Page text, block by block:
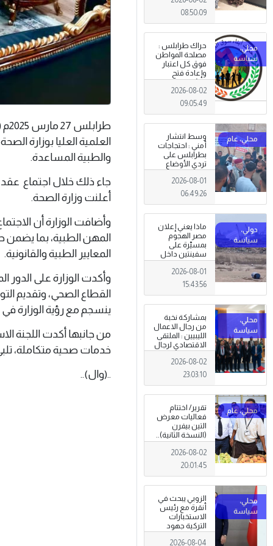
08:50:09
حراك طرابلس :
مصلحة المواطن
فوق كل اعتبار
وإعادة فتح
المؤسسات
جاءت استجابةً
للإرادة الشعبية
2026-08-02
09:05:49
وسط انتشار
أمني : احتجاجات
بطرابلس على
تردي الأوضاع
المعيشية وتدني
الخدمات العامة .
2026-08-01
06:49:26
ماذا يعني إعلان
مصر الهجوم
بمسيّرة على
سفينتين داخل
ميناء دمياط؟
(قراءة تحليلية)
2026-08-01
15:43:56
بمشاركة نخبة
من رجال الاعمال
الليبيين : الملتقى
الاقتصادي لرجال
الاعمال 2026
تبدأ فعاليات
بمدينة سرت .
2026-08-02
23:03:10
تقرير/ اختتام
فعاليات معرض
التين بيفرن
(النسخة الثانية)..
تظاهرة وطنية
وصمود
للمزارعين في
2026-08-02
20:01:45
الزوبي يبحث في
أنقرة مع رئيس
الاستخبارات
التركية جهود
توحيد المؤسسة
العسكرية على
2026-08-04
العلمية العليا بوزارة
والطبية المساعدة.
جاء ذلك خلال اجتماع
أعلنت وزارة الصحة.
وأضافت الوزارة أن
المهن الطبية، بما يضمن
المعايير الطبية والقانونية.
وأكدت الوزارة على الدور
القطاع الصحي، وتقديم
ينسجم مع رؤية الوزارة
من جانبها أكدت اللجنة
خدمات صحية متكاملة،
..(وال)..